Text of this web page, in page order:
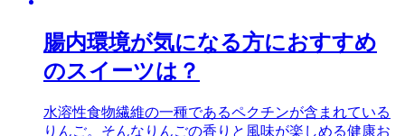
腸内環境が気になる方におすすめ
のスイーツは？
水溶性食物繊維の一種であるペクチンが含まれている
りんご。そんなりんごの香りと風味が楽しめる健康お